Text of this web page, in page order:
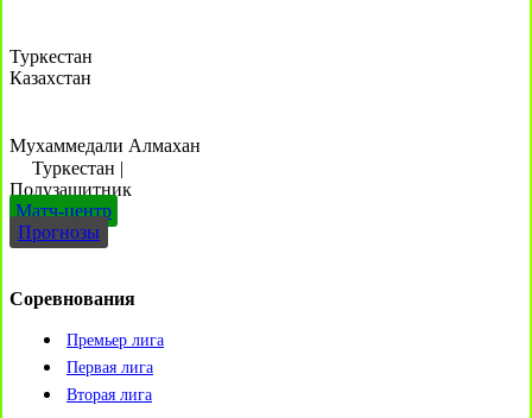
Туркестан
Казахстан
Мухаммедали Алмахан
Туркестан |
Полузащитник
Матч-центр
Прогнозы
Соревнования
Премьер лига
Первая лига
Вторая лига